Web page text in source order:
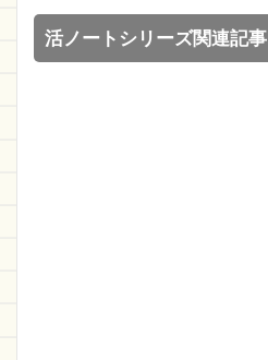
活ノートシリーズ関連記事